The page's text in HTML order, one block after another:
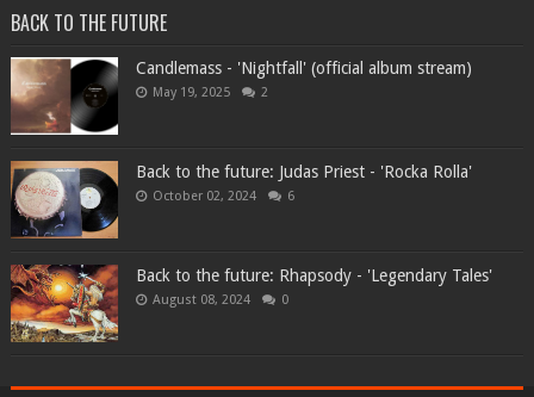
BACK TO THE FUTURE
Candlemass - 'Nightfall' (official album stream)
May 19, 2025 2
Back to the future: Judas Priest - 'Rocka Rolla'
October 02, 2024 6
Back to the future: Rhapsody - 'Legendary Tales'
August 08, 2024 0